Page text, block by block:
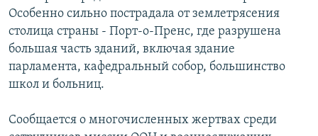
ПОДПИШИТЕСЬ НА РАССЫЛКУ
СОЦИАЛЬНЫЕ СЕТИ
Особенно сильно пострадала от землетрясения
столица страны - Порт-о-Пренс, где разрушена
большая часть зданий, включая здание
парламента, кафедральный собор, большинство
школ и больниц.
Сообщается о многочисленных жертвах среди